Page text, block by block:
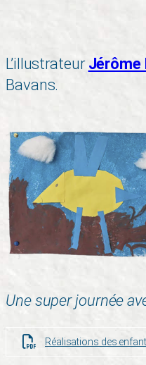
L’illustrateur Jérôme
Bavans.
Une super journée
Réalisations des